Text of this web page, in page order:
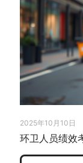
2025年10月10日
环卫人员绩效